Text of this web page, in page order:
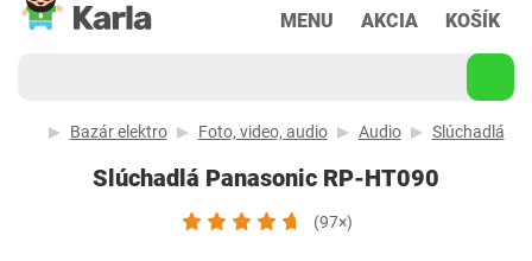
MENU AKCIA KOŠÍK
Bazár elektro Foto, video, audio Audio Slúchadlá
Slúchadlá Panasonic RP-HT090
(97×)